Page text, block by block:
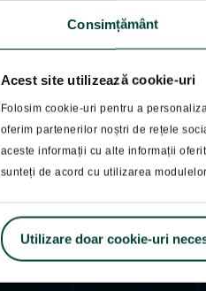
Consimțământ
Acest site utilizează cookie-uri
Folosim cookie-uri pentru a
oferim partenerilor noștri de rețele
aceste informații cu alte informații
sunteți de acord cu utilizarea
Utilizare doar cookie-uri